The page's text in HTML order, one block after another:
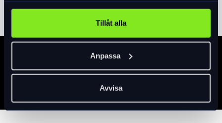
Tillåt alla
Anpassa
Avvisa
elcykel helt enkelt! Finns i flera storlekar både herr och
tillkopplat blir batterikapaciteten nära 900Wh! Orbea är ett
spanskt cykelmärke och tillverkas i Europa. Integrerad
belysning med 3 lägen, dag-halv-hel och laddport för mobil.